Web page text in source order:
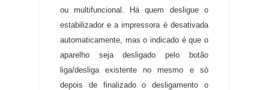
ou multifuncional
Há quem desligue o
estabilizador e a impressora é desativada
automaticamente, mas o indicado é que o
aparelho seja desligado pelo botão
liga/desliga existente no mesmo e só
depois de finalizado o desligamento o